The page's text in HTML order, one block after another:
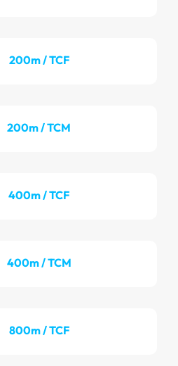
200m / TCF
200m / TCM
400m / TCF
400m / TCM
800m / TCF